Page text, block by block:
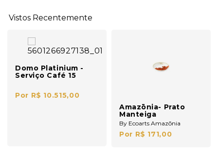
Vistos Recentemente
Domo Platinium -
Serviço Café 15
Por R$ 10.515,00
Amazōnia- Prato
Manteiga
By Ecoarts Amazōnia
Por R$ 171,00